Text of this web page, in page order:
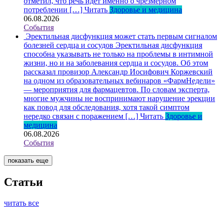
потреблении […] Читать Здоровье и медицина
06.08.2026
События
Эректильная дисфункция может стать первым сигналом
болезней сердца и сосудов Эректильная дисфункция
способна указывать не только на проблемы в интимной
жизни, но и на заболевания сердца и сосудов. Об этом
рассказал провизор Александр Иосифович Коржевский
на одном из образовательных вебинаров «ФармНедели»
— мероприятия для фармацевтов. По словам эксперта,
многие мужчины не воспринимают нарушение эрекции
как повод для обследования, хотя такой симптом
нередко связан с поражением […] Читать Здоровье и
медицина
06.08.2026
События
показать еще
Статьи
читать все